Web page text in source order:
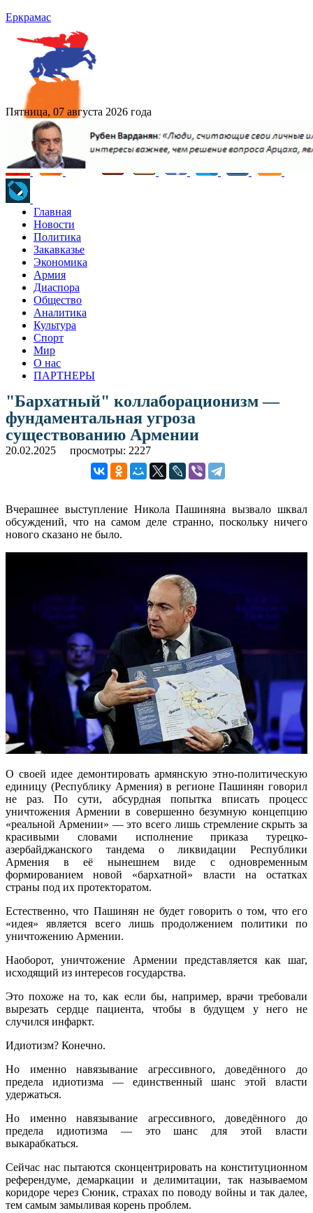
Еркрамас
Пятница, 07 августа 2026 года
Главная
Новости
Политика
Закавказье
Экономика
Армия
Диаспора
Общество
Аналитика
Культура
Спорт
Мир
О нас
ПАРТНЕРЫ
"Бархатный" коллаборационизм —
фундаментальная угроза
существованию Армении
20.02.2025 просмотры: 2227
Вчерашнее выступление Никола Пашиняна вызвало шквал
обсуждений, что на самом деле странно, поскольку ничего
нового сказано не было.
О своей идее демонтировать армянскую этно-политическую
единицу (Республику Армения) в регионе Пашинян говорил
не раз. По сути, абсурдная попытка вписать процесс
уничтожения Армении в совершенно безумную концепцию
«реальной Армении» — это всего лишь стремление скрыть за
красивыми словами исполнение приказа турецко-
азербайджанского тандема о ликвидации Республики
Армения в её нынешнем виде с одновременным
формированием новой «бархатной» власти на остатках
страны под их протекторатом.
Естественно, что Пашинян не будет говорить о том, что его
«идея» является всего лишь продолжением политики по
уничтожению Армении.
Наоборот, уничтожение Армении представляется как шаг,
исходящий из интересов государства.
Это похоже на то, как если бы, например, врачи требовали
вырезать сердце пациента, чтобы в будущем у него не
случился инфаркт.
Идиотизм? Конечно.
Но именно навязывание агрессивного, доведённого до
предела идиотизма — единственный шанс этой власти
удержаться.
Но именно навязывание агрессивного, доведённого до
предела идиотизма — это шанс для этой власти
выкарабкаться.
Сейчас нас пытаются сконцентрировать на конституционном
референдуме, демаркации и делимитации, так называемом
коридоре через Сюник, страхах по поводу войны и так далее,
тем самым замыливая корень проблем.